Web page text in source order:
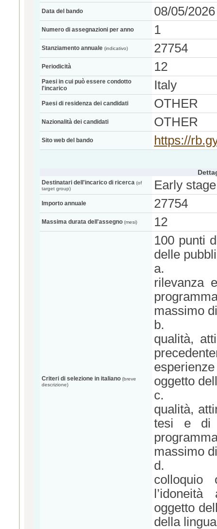
Data del bando 08/05/2026
Numero di assegnazioni per anno 1
Stanziamento annuale (indicativo) 27754
Periodicità 12
Paesi in cui può essere condotto
l'incarico
Italy
Paesi di residenza dei candidati OTHER
Nazionalità dei candidati OTHER
Sito web del bando https://
Destinatari dell'incarico di ricerca (of
target group)
Early
Importo annuale 27754
Massima durata dell'assegno (mesi) 12
Criteri di selezione in italiano (breve
descrizione)
100 punti
delle
a.
rilevanza
massimo
b.
qualità,
oggetto
c.
qualità,
tesi e di
massimo
d.
colloquio
oggetto
della